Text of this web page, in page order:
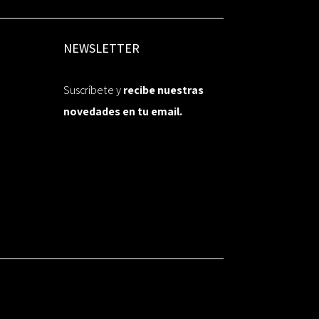
NEWSLETTER
Suscríbete yrecibe nuestras
novedades en tu email.